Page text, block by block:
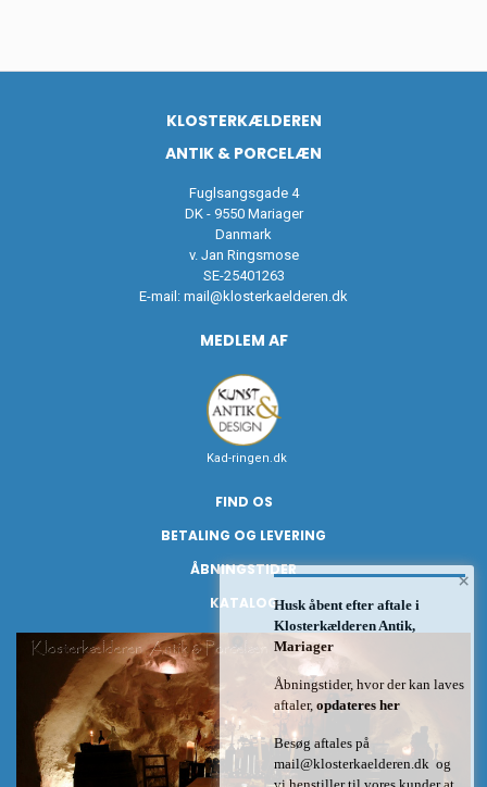
KLOSTERKÆLDEREN
ANTIK & PORCELÆN
Fuglsangsgade 4
DK - 9550 Mariager
Danmark
v. Jan Ringsmose
SE-25401263
E-mail: mail@klosterkaelderen.dk
MEDLEM AF
Kad-ringen.dk
FIND OS
BETALING OG LEVERING
ÅBNINGSTIDER
KATALOG
×
Husk åbent efter aftale i
Klosterkælderen Antik,
Mariager
Åbningstider, hvor der kan laves
aftaler, opdateres her
Besøg aftales på
mail@klosterkaelderen.dk og